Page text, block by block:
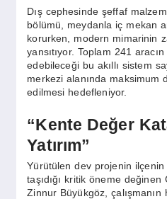
Dış cephesinde şeffaf
bölümü, meydanla iç mekan
korurken, modern mimarinin
yansıtıyor. Toplam 241
edebileceği bu akıllı sistem
merkezi alanında maksimum
edilmesi hedefleniyor.
“Kente Değer
Yatırım”
Yürütülen dev projenin
taşıdığı kritik öneme değinen
Zinnur Büyükgöz,